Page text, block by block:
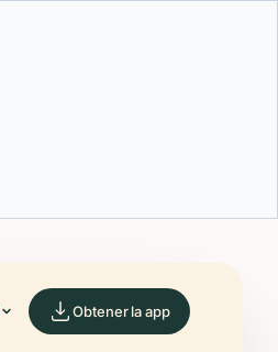
Obtener la app